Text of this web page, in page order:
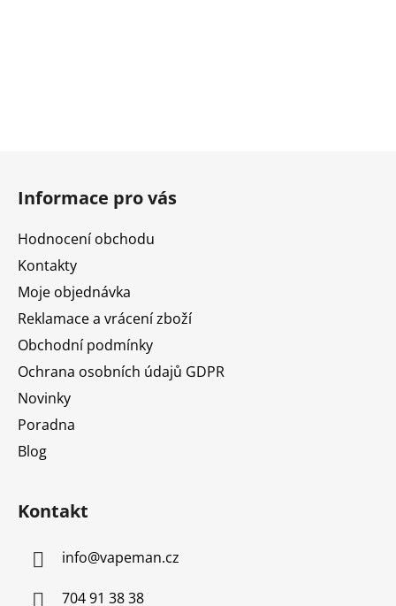
Informace pro vás
Hodnocení obchodu
Kontakty
Moje objednávka
Reklamace a vrácení zboží
Obchodní podmínky
Ochrana osobních údajů GDPR
Novinky
Poradna
Blog
Kontakt
info@vapeman.cz
704 91 38 38